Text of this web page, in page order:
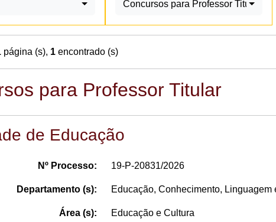
Concursos para Professor Titular
página (s), 1 encontrado (s)
para Professor Titular
de Educação
Nº Processo: 19-P-20831/2026
Departamento (s): Educação, Conhecimento, Linguagem
Área (s): Educação e Cultura